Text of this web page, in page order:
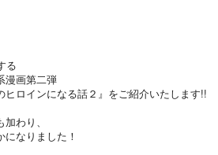
る
漫画第二弾
ヒロインになる話２』をご紹介いたします!!
わり、
なりました！